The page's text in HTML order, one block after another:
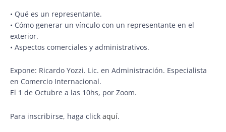
• Qué es un representante.
• Cómo generar un vínculo con un representante en el
exterior.
• Aspectos comerciales y administrativos.
Expone: Ricardo Yozzi. Lic. en Administración. Especialista
en Comercio Internacional.
El 1 de Octubre a las 10hs, por Zoom.
Para inscribirse, haga click aquí.